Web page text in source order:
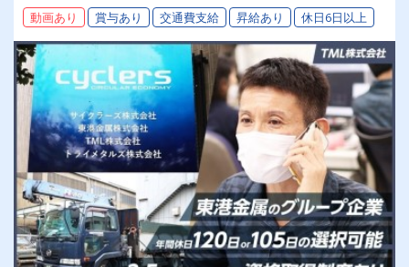
動画あり 賞与あり 交通費支給 昇給あり 休日6日以上